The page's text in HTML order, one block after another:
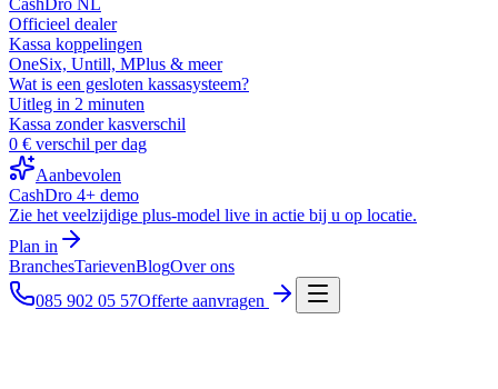
CashDro NL
Officieel dealer
Kassa koppelingen
OneSix, Untill, MPlus & meer
Wat is een gesloten kassasysteem?
Uitleg in 2 minuten
Kassa zonder kasverschil
0 € verschil per dag
Aanbevolen
CashDro 4+ demo
Zie het veelzijdige plus-model live in actie bij u op locatie.
Plan in
BranchesTarievenBlogOver ons
085 902 05 57Offerte aanvragen